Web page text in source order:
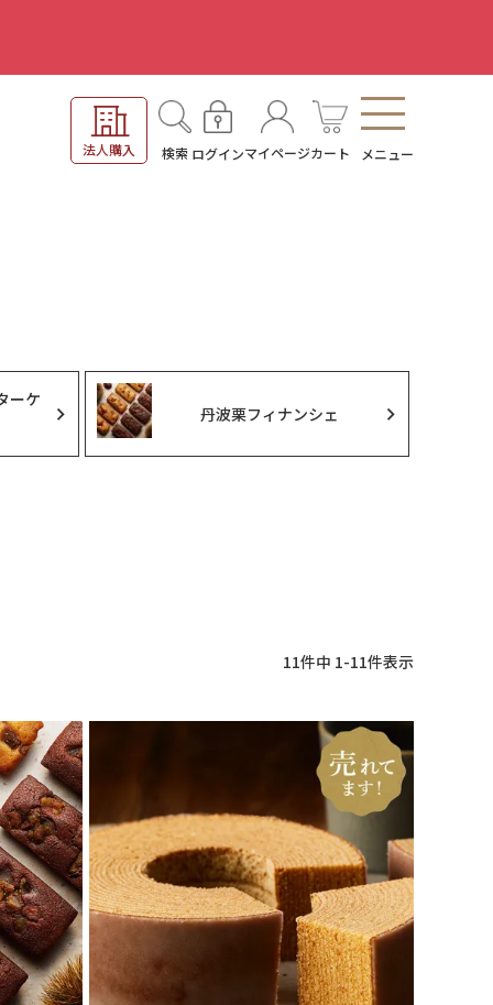
法人購入 検索 ログインマイページカート メニュー
ーケ
丹波栗フィナンシェ
11件中 1-11件表示